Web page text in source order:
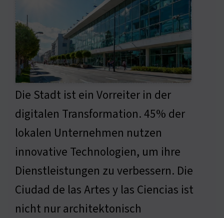
Die Stadt ist ein Vorreiter in der
digitalen Transformation. 45% der
lokalen Unternehmen nutzen
innovative Technologien, um ihre
Dienstleistungen zu verbessern. Die
Ciudad de las Artes y las Ciencias ist
nicht nur architektonisch